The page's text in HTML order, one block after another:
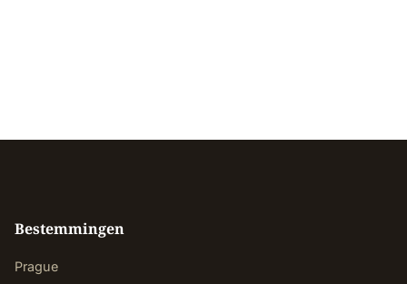
Bestemmingen
Prague